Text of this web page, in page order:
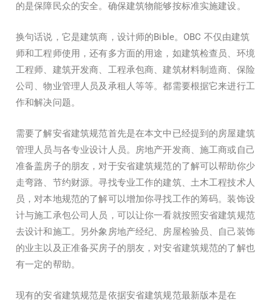
的是保障民众的安全。确保建筑物能够按标准实施建设。
换句话说，它是建筑商，设计师的Bible。OBC 不仅由建筑
师和工程师使用，还有多方面的用途，如建筑检查员、环境
工程师、建筑开发商、工程承包商、建筑材料制造商、保险
公司、物业管理人员及承租人等等。都需要根据它来进行工
作和解决问题。
需要了解安省建筑规范首先是在本文中已经提到的房屋建筑
管理人员与各专业设计人员。房地产开发商、施工商或自己
准备盖房子的朋友，对于安省建筑规范的了解可以帮助你少
走弯路、节约财源。寻找专业工作的建筑、土木工程技术人
员，对本地规范的了解可以增加你寻找工作的筹码。装饰设
计与施工承包公司人员，可以让你一看就按照安省建筑规范
去设计和施工。另外象房地产经纪、房屋检验员、自己装饰
的业主以及正准备买房子的朋友，对安省建筑规范的了解也
有一定的帮助。
现有的安省建筑规范是依据安省建筑规范最新版本是在